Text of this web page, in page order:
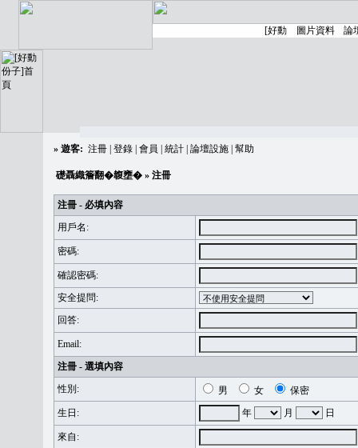
» 遊客: 注冊 登錄 會員 統計 論壇設施 幫助
礎聶織簷翻�䪖壅� » 注冊
注冊 - 必填內容
用戶名:
密碼:
確認密碼:
安全提問:
回答:
Email:
注冊 - 選填內容
性別:
男 女
保密
生日:
年 月 日
來自: